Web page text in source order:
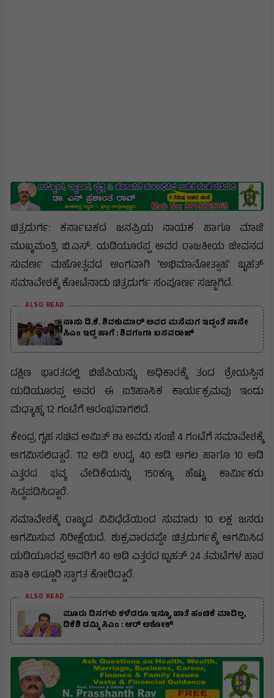
ಚಿತ್ರದುರ್ಗ: ಕರ್ನಾಟಕದ ಜನಪ್ರಿಯ ನಾಯಕ ಹಾಗೂ ಮಾಜಿ
ಮುಖ್ಯಮಂತ್ರಿ ಬಿ.ಎಸ್. ಯಡಿಯೂರಪ್ಪ ಅವರ ರಾಜಕೀಯ ಜೀವನದ
ಸುವರ್ಣ ಮಹೋತ್ಸವದ ಅಂಗವಾಗಿ 'ಅಭಿಮಾನೋತ್ಸಾಹ' ಬೃಹತ್
ಸಮಾವೇಶಕ್ಕೆ ಕೋಟೆನಾಡು ಚಿತ್ರದುರ್ಗ ಸಂಪೂರ್ಣ ಸಜ್ಜಾಗಿದೆ.
ALSO READ
ನಾನು ಡಿ.ಕೆ. ಶಿವಕುಮಾರ್ ಅವರ ಮನೆಮಗ ಇದ್ದಂತೆ ನಾನೇ
ಸಿಎಂ ಇದ್ದ ಹಾಗೆ : ಶಿವಗಂಗಾ ಬಸವರಾಜ್
ದಕ್ಷಿಣ ಭಾರತದಲ್ಲಿ ಬಿಜೆಪಿಯನ್ನು ಅಧಿಕಾರಕ್ಕೆ ತಂದ ಶ್ರೇಯಸ್ಸಿನ
ಯಡಿಯೂರಪ್ಪ ಅವರ ಈ ಐತಿಹಾಸಿಕ ಕಾರ್ಯಕ್ರಮವು ಇಂದು
ಮಧ್ಯಾಹ್ನ 12 ಗಂಟೆಗೆ ಆರಂಭವಾಗಲಿದೆ.
ಕೇಂದ್ರ ಗೃಹ ಸಚಿವ ಅಮಿತ್ ಶಾ ಅವರು ಸಂಜೆ 4 ಗಂಟೆಗೆ ಸಮಾವೇಶಕ್ಕೆ
ಆಗಮಿಸಲಿದ್ದಾರೆ. 112 ಅಡಿ ಉದ್ದ, 40 ಅಡಿ ಅಗಲ ಹಾಗೂ 10 ಅಡಿ
ಎತ್ತರದ ಭವ್ಯ ವೇದಿಕೆಯನ್ನು 150ಕ್ಕೂ ಹೆಚ್ಚು ಕಾರ್ಮಿಕರು
ಸಿದ್ಧಪಡಿಸಿದ್ದಾರೆ.
ಸಮಾವೇಶಕ್ಕೆ ರಾಜ್ಯದ ವಿವಿಧೆಡೆಯಿಂದ ಸುಮಾರು 10 ಲಕ್ಷ ಜನರು
ಆಗಮಿಸುವ ನಿರೀಕ್ಷೆಯಿದೆ. ಶುಕ್ರವಾರವಷ್ಟೇ ಚಿತ್ರದುರ್ಗಕ್ಕೆ ಆಗಮಿಸಿದ
ಯಡಿಯೂರಪ್ಪ ಅವರಿಗೆ 40 ಅಡಿ ಎತ್ತರದ ಬೃಹತ್ 24 ತಮಟೆಗಳ ಹಾರ
ಹಾಕಿ ಅದ್ದೂರಿ ಸ್ವಾಗತ ಕೋರಿದ್ದಾರೆ.
ALSO READ
ಮೂರು ದಿನಗಳು ಕಳೆದರೂ ಇನ್ನೂ ಖಾತೆ ಹಂಚಿಕೆ ಮಾಡಿಲ್ಲ,
ಡಿಕೆಶಿ ಡಮ್ಮಿ ಸಿಎಂ : ಆರ್ ಅಶೋಕ್